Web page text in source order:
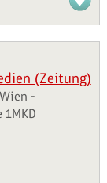
(Zeitung)
-
1MKD